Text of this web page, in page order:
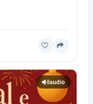
audio